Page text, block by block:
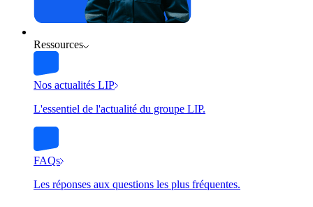
Ressources
Nos actualités LIP
L'essentiel de l'actualité du groupe LIP.
FAQs
Les réponses aux questions les plus fréquentes.